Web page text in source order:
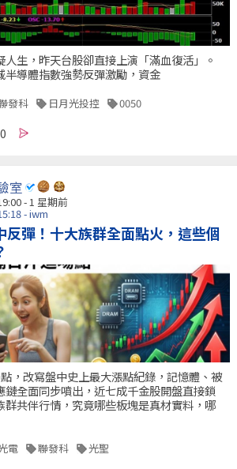
生，昨天台股卻直接上演「滿血復活」。
半導體指數強勢反彈激勵，資金
發科 日月光投控 0050
0
室
- 1 星期前
- iwm
反彈！十大族群全面點火，這些個
，改寫盤中史上最大漲點紀錄，記憶體、被
鏈全面同步噴出，近七成千金股開盤直接鎖
群共伴行情，究竟哪些板塊是真材實料，哪
電 聯發科 光聖